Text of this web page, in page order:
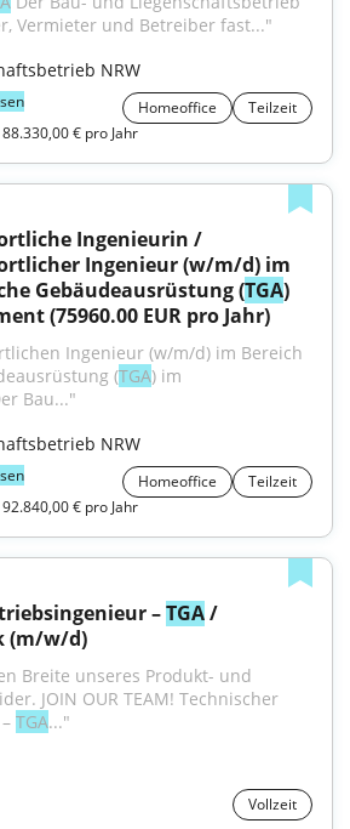
Vermieter und Betreiber fast..."
NRW
Homeoffice
Teilzeit
€ pro Jahr
Ingenieurin /
Ingenieur (w/m/d) im
Gebäudeausrüstung (TGA)
(75960.00 EUR pro Jahr)
Ingenieur (w/m/d) im Bereich
(TGA) im
Bau..."
NRW
Homeoffice
Teilzeit
€ pro Jahr
– TGA /
(m/w/d)
Breite unseres Produkt- und
JOIN OUR TEAM! Technischer
TGA..."
Vollzeit